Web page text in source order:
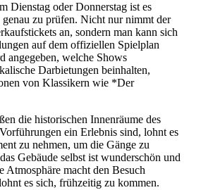
Dienstag oder Donnerstag ist es
genau zu prüfen. Nicht nur nimmt der
an, sondern man kann sich
auf dem offiziellen Spielplan
angegeben, welche Shows
Darbietungen beinhalten,
von Klassikern wie *Der
die historischen Innenräume des
ein Erlebnis sind, lohnt es
zu nehmen, um die Gänge zu
Gebäude selbst ist wunderschön und
Atmosphäre macht den Besuch
es sich, frühzeitig zu kommen.